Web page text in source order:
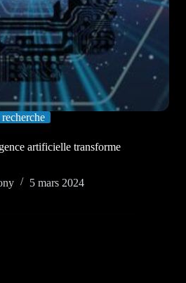
artificielle transforme
5 mars 2024